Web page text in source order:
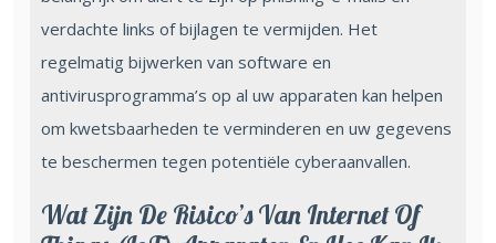
verdachte links of bijlagen te vermijden. Het
regelmatig bijwerken van software en
antivirusprogramma’s op al uw apparaten kan helpen
om kwetsbaarheden te verminderen en uw gegevens
te beschermen tegen potentiële cyberaanvallen.
Wat Zijn De Risico’s Van Internet Of